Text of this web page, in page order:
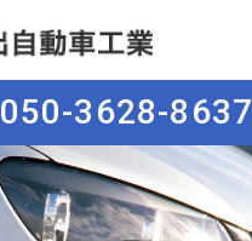
050-3628-8637